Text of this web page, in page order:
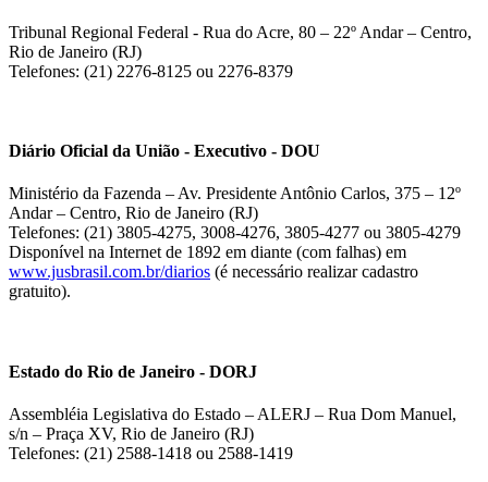
Tribunal Regional Federal - Rua do Acre, 80 – 22º Andar – Centro,
Rio de Janeiro (RJ)
Telefones: (21) 2276-8125 ou 2276-8379
Diário Oficial da União - Executivo - DOU
Ministério da Fazenda – Av. Presidente Antônio Carlos, 375 – 12º
Andar – Centro, Rio de Janeiro (RJ)
Telefones: (21) 3805-4275, 3008-4276, 3805-4277 ou 3805-4279
Disponível na Internet de 1892 em diante (com falhas) em
www.jusbrasil.com.br/diarios (é necessário realizar cadastro
gratuito).
Estado do Rio de Janeiro - DORJ
Assembléia Legislativa do Estado – ALERJ – Rua Dom Manuel,
s/n – Praça XV, Rio de Janeiro (RJ)
Telefones: (21) 2588-1418 ou 2588-1419